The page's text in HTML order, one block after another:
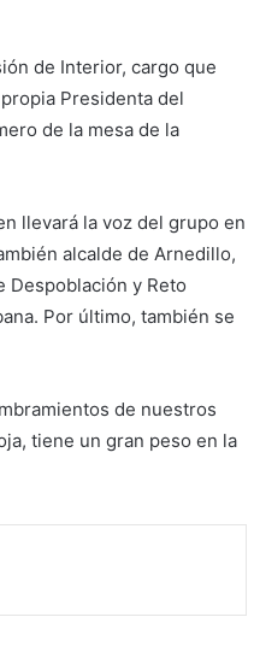
de Interior, cargo que
Presidenta del
de la mesa de la
llevará la voz del grupo en
alcalde de Arnedillo,
Despoblación y Reto
Por último, también se
de nuestros
tiene un gran peso en la